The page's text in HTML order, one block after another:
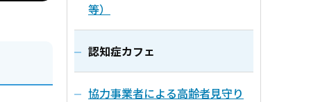
等）
認知症カフェ
協力事業者による高齢者見守り